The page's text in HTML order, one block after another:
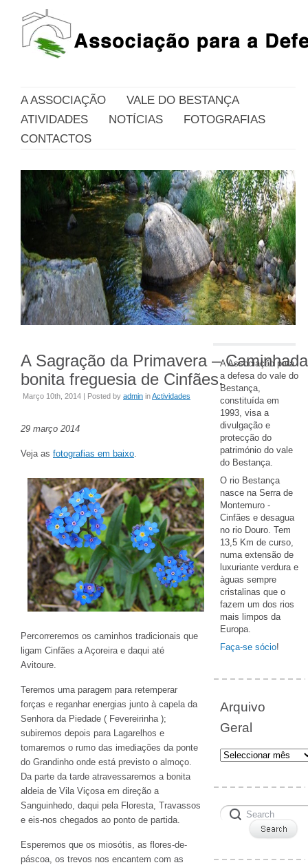
A ASSOCIAÇÃO
VALE DO BESTANÇA
ATIVIDADES
NOTÍCIAS
FOTOGRAFIAS
CONTACTOS
A Sagração da Primavera –
bonita freguesia de Cinfães.
Março 10th, 2014 | Posted by admin inActividades
29 março 2014
Veja as fotografias em baixo.
Percorreremos os caminhos tradicionais que
ligam Cinfães a Açoreira e daqui até
Avitoure.
Teremos uma paragem para retemperar
forças e reganhar energias junto à capela da
Senhora da Piedade ( Fevereirinha );
subiremos depois para Lagarelhos e
tomaremos o rumo das imediações da ponte
do Grandinho onde está previsto o almoço.
Da parte da tarde atravessaremos a bonita
aldeia de Vila Viçosa em direção a
Sanguinhedo, daqui pela Floresta, Travassos
e eis-nos chegados ao ponto de partida.
Esperemos que os miosótis, as flores-de-
páscoa, os trevos nos encantem com as
A Associação para
a defesa do vale do
Bestança,
constituída em
1993, visa a
divulgação e
protecção do
património do vale
do Bestança.
O rio Bestança
nasce na Serra de
Montemuro -
Cinfães e desagua
no rio Douro. Tem
13,5 Km de curso,
numa extensão de
luxuriante verdura e
àguas sempre
cristalinas que o
fazem um dos rios
mais limpos da
Europa.
Faça-se sócio!
Arquivo
Geral
Arquivo